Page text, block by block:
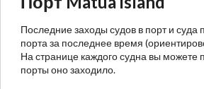
Последние заходы судов в порт и
порта за последнее время
На странице каждого судна вы можете
порты оно заходило.